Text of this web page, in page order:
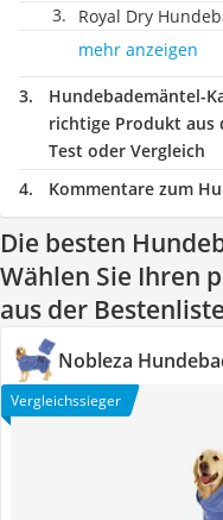
Royal Dry
mehr anzeigen
Hundebademäntel-
richtige Produkt aus
Test oder Vergleich
Kommentare zum
Die besten
Wählen Sie Ihren
aus der
Nobleza
Vergleichssieger